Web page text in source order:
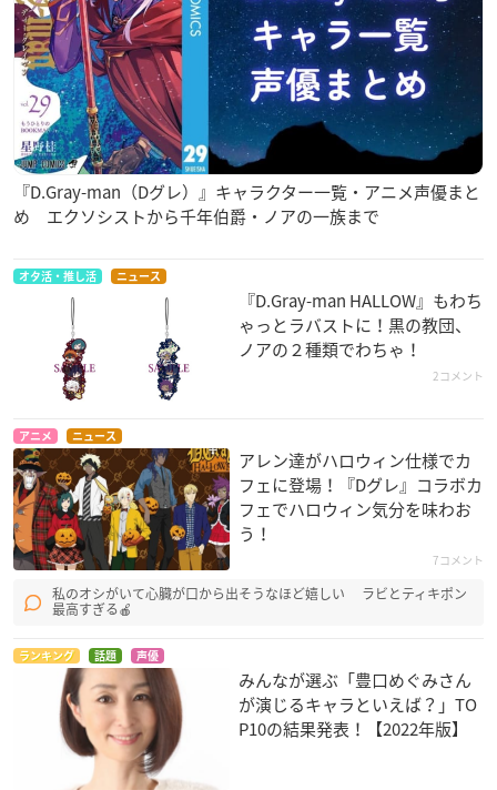
『D.Gray-man（Dグレ）』キャラクター一覧・アニメ声優まと
め エクソシストから千年伯爵・ノアの一族まで
オタ活・推し活 ニュース
『D.Gray-man HALLOW』もわち
ゃっとラバストに！黒の教団、
ノアの２種類でわちゃ！
2コメント
アニメ ニュース
アレン達がハロウィン仕様でカ
フェに登場！『Dグレ』コラボカ
フェでハロウィン気分を味わお
う！
7コメント
私のオシがいて心臓が口から出そうなほど嬉しい ラビとティキポン
最高すぎる🍎
ランキング 話題 声優
みんなが選ぶ「豊口めぐみさん
が演じるキャラといえば？」TO
P10の結果発表！【2022年版】